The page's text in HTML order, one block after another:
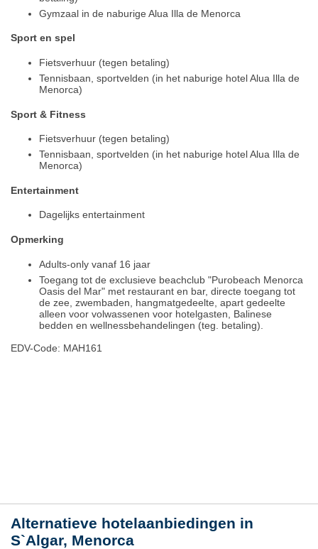
Gymzaal in de naburige Alua Illa de Menorca
Sport en spel
Fietsverhuur (tegen betaling)
Tennisbaan, sportvelden (in het naburige hotel Alua Illa de
Menorca)
Sport & Fitness
Fietsverhuur (tegen betaling)
Tennisbaan, sportvelden (in het naburige hotel Alua Illa de
Menorca)
Entertainment
Dagelijks entertainment
Opmerking
Adults-only vanaf 16 jaar
Toegang tot de exclusieve beachclub "Purobeach Menorca
Oasis del Mar" met restaurant en bar, directe toegang tot
de zee, zwembaden, hangmatgedeelte, apart gedeelte
alleen voor volwassenen voor hotelgasten, Balinese
bedden en wellnessbehandelingen (teg. betaling).
EDV-Code: MAH161
Alternatieve hotelaanbiedingen in
S`Algar, Menorca